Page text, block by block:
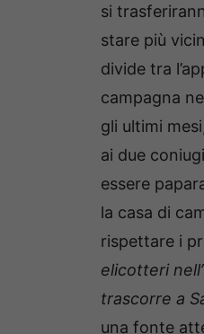
si
stare più
divide tra
campagna
gli ultimi
ai due
essere
la casa di
rispettare i
elicotteri
trascorre a
una fonte